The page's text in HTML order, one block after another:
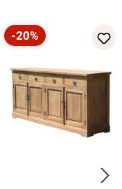
Rabatt
-20%